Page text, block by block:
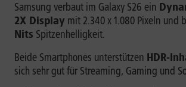
Samsung verbaut im Galaxy S26 ein
2X Display mit 2.340 x 1.080 Pixeln und
Nits Spitzenhelligkeit.
Beide Smartphones unterstützen HDR-
sich sehr gut für Streaming, Gaming und